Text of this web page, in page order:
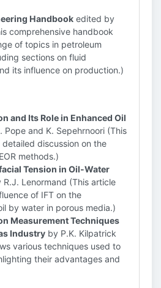
Handbook edited by
comprehensive handbook
of topics in petroleum
sections on fluid
its influence on production.)
and Its Role in Enhanced Oil
Pope and K. Sepehrnoori (This
discussion on the
methods.)
Tension in Oil-Water
R.J. Lenormand (This article
of IFT on the
by water in porous media.)
Measurement Techniques
Industry by P.K. Kilpatrick
various techniques used to
their advantages and